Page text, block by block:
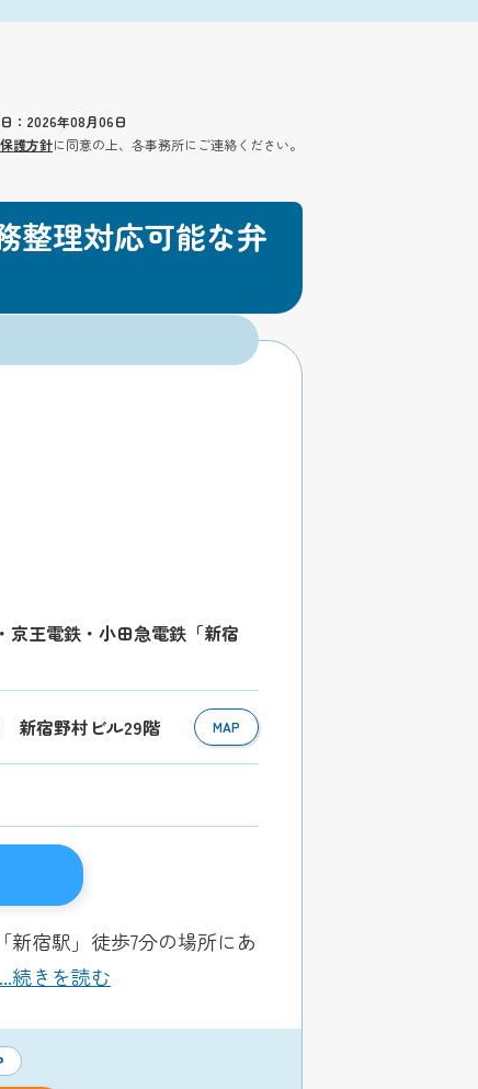
：2026年08月06日
護方針に同意の上、各事務所にご連絡ください。
整理対応可能な弁
王電鉄・小田急電鉄「新宿
新宿野村ビル29階 MAP
宿駅」徒歩7分の場所にあ
...続きを読む